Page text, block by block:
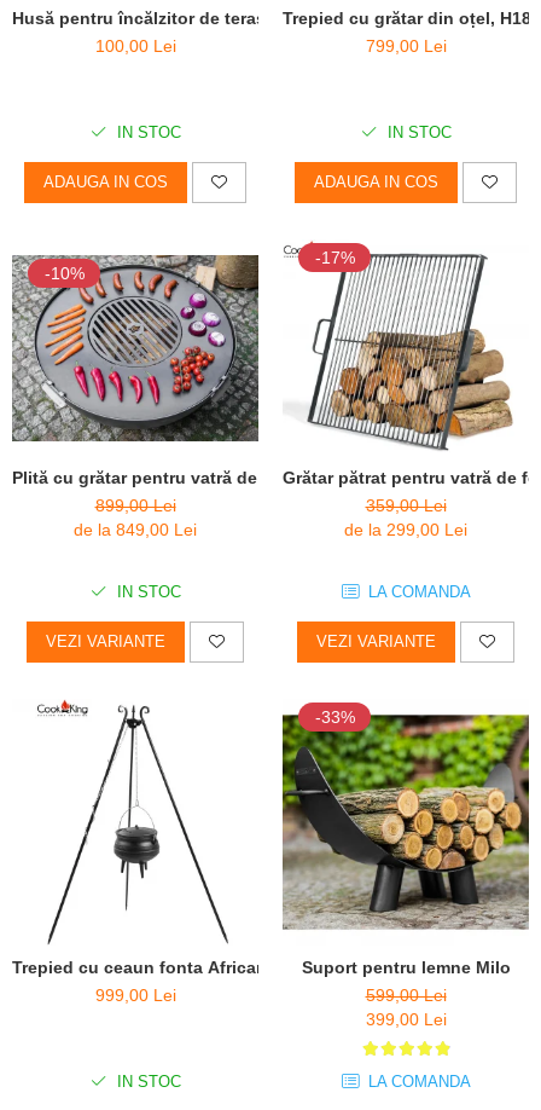
Husă pentru încălzitor de terasă BonSolo
100,00 Lei
IN STOC
ADAUGA IN COS
Trepied cu grătar din oțel,
799,00 Lei
IN STOC
ADAUGA IN COS
-10%
Plită cu grătar pentru vatră de foc
899,00 Lei
de la 849,00 Lei
IN STOC
VEZI VARIANTE
-17%
Grătar pătrat pentru vatră de
359,00 Lei
de la 299,00 Lei
LA COMANDA
VEZI VARIANTE
Trepied cu ceaun fonta African Pot, H180 cm
999,00 Lei
IN STOC
-33%
Suport pentru lemne Milo
599,00 Lei
399,00 Lei
LA COMANDA